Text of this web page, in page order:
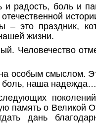
боль и
это праздник,
жизни.
особым смыслом.
боль, наша надежда…
поколений
память о Великой
дань